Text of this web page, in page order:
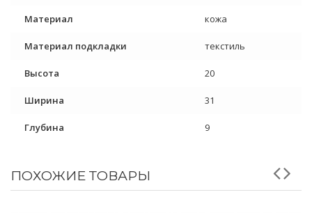
Материал кожа
Материал подкладки текстиль
Высота 20
Ширина 31
Глубина 9
ПОХОЖИЕ ТОВАРЫ